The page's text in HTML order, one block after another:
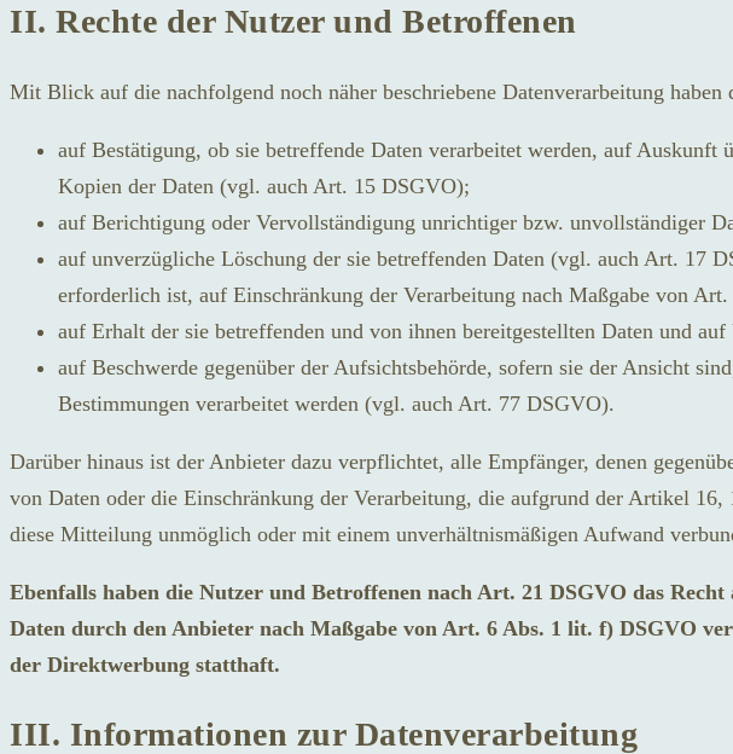
II. Rechte der Nutzer und Betroffenen
Mit Blick auf die nachfolgend noch näher beschriebene Datenverarbeitung
auf Bestätigung, ob sie betreffende Daten verarbeitet werden, auf
Kopien der Daten (vgl. auch Art. 15 DSGVO);
auf Berichtigung oder Vervollständigung unrichtiger bzw. unvollständiger
auf unverzügliche Löschung der sie betreffenden Daten (vgl. auch Art. 17
erforderlich ist, auf Einschränkung der Verarbeitung nach Maßgabe von
auf Erhalt der sie betreffenden und von ihnen bereitgestellten Daten und
auf Beschwerde gegenüber der Aufsichtsbehörde, sofern sie der Ansicht
Bestimmungen verarbeitet werden (vgl. auch Art. 77 DSGVO).
Darüber hinaus ist der Anbieter dazu verpflichtet, alle Empfänger, denen
von Daten oder die Einschränkung der Verarbeitung, die aufgrund der Artikel
diese Mitteilung unmöglich oder mit einem unverhältnismäßigen Aufwand
Ebenfalls haben die Nutzer und Betroffenen nach Art. 21 DSGVO das
Daten durch den Anbieter nach Maßgabe von Art. 6 Abs. 1 lit. f) DSGVO
der Direktwerbung statthaft.
III. Informationen zur Datenverarbeitung